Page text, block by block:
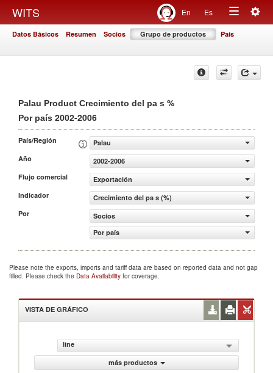
WITS En Es
Toggle
Datos Básicos Resumen Socios Grupo de productos País
Palau Product Crecimiento del pa s %
Por país 2002-2006
País/Región
Palau
Año
2002-2006
Flujo comercial
Exportación
Indicador
Crecimiento del pa s (%)
Por
Socios
Por país
Please note the exports, imports and tariff data are based on reported data and not gap
filled. Please check the Data Availability for coverage.
VISTA DE GRÁFICO
line
más productos